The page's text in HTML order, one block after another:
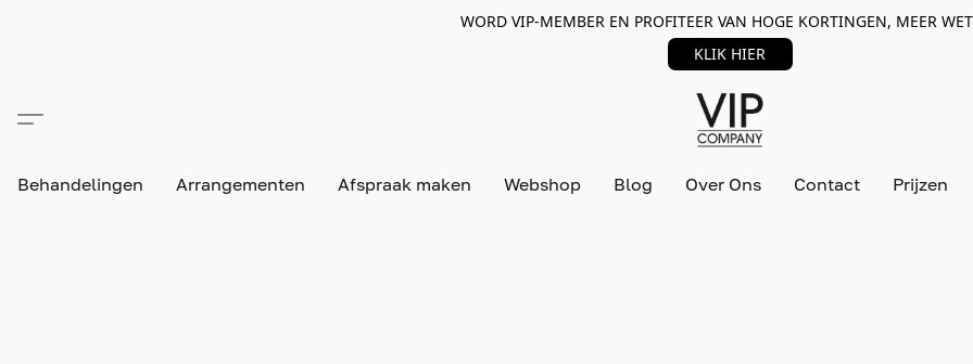
WORD VIP-MEMBER EN PROFITEER VAN HOGE KORTINGEN, MEER
KLIK HIER
Behandelingen Arrangementen Afspraak maken Webshop Blog Over Ons Contact Prijzen